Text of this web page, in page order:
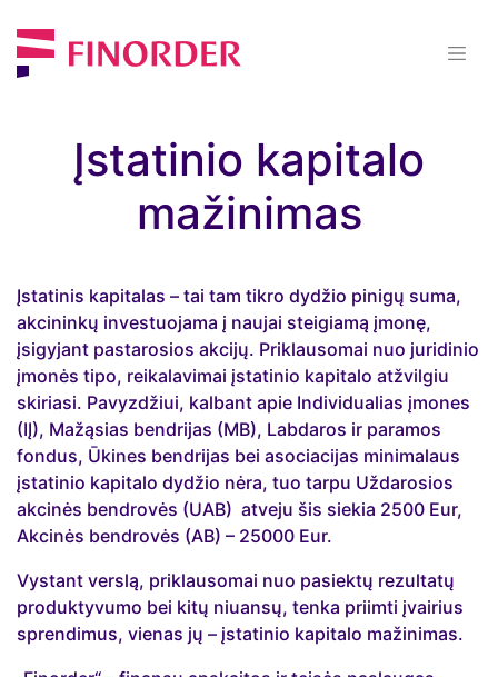
Įstatinio kapitalo
mažinimas
Įstatinis kapitalas – tai tam tikro dydžio pinigų suma,
akcininkų investuojama į naujai steigiamą įmonę,
įsigyjant pastarosios akcijų. Priklausomai nuo juridinio
įmonės tipo, reikalavimai įstatinio kapitalo atžvilgiu
skiriasi. Pavyzdžiui, kalbant apie Individualias įmones
(IĮ), Mažąsias bendrijas (MB), Labdaros ir paramos
fondus, Ūkines bendrijas bei asociacijas minimalaus
įstatinio kapitalo dydžio nėra, tuo tarpu Uždarosios
akcinės bendrovės (UAB) atveju šis siekia 2500 Eur,
Akcinės bendrovės (AB) – 25000 Eur.
Vystant verslą, priklausomai nuo pasiektų rezultatų
produktyvumo bei kitų niuansų, tenka priimti įvairius
sprendimus, vienas jų – įstatinio kapitalo mažinimas.